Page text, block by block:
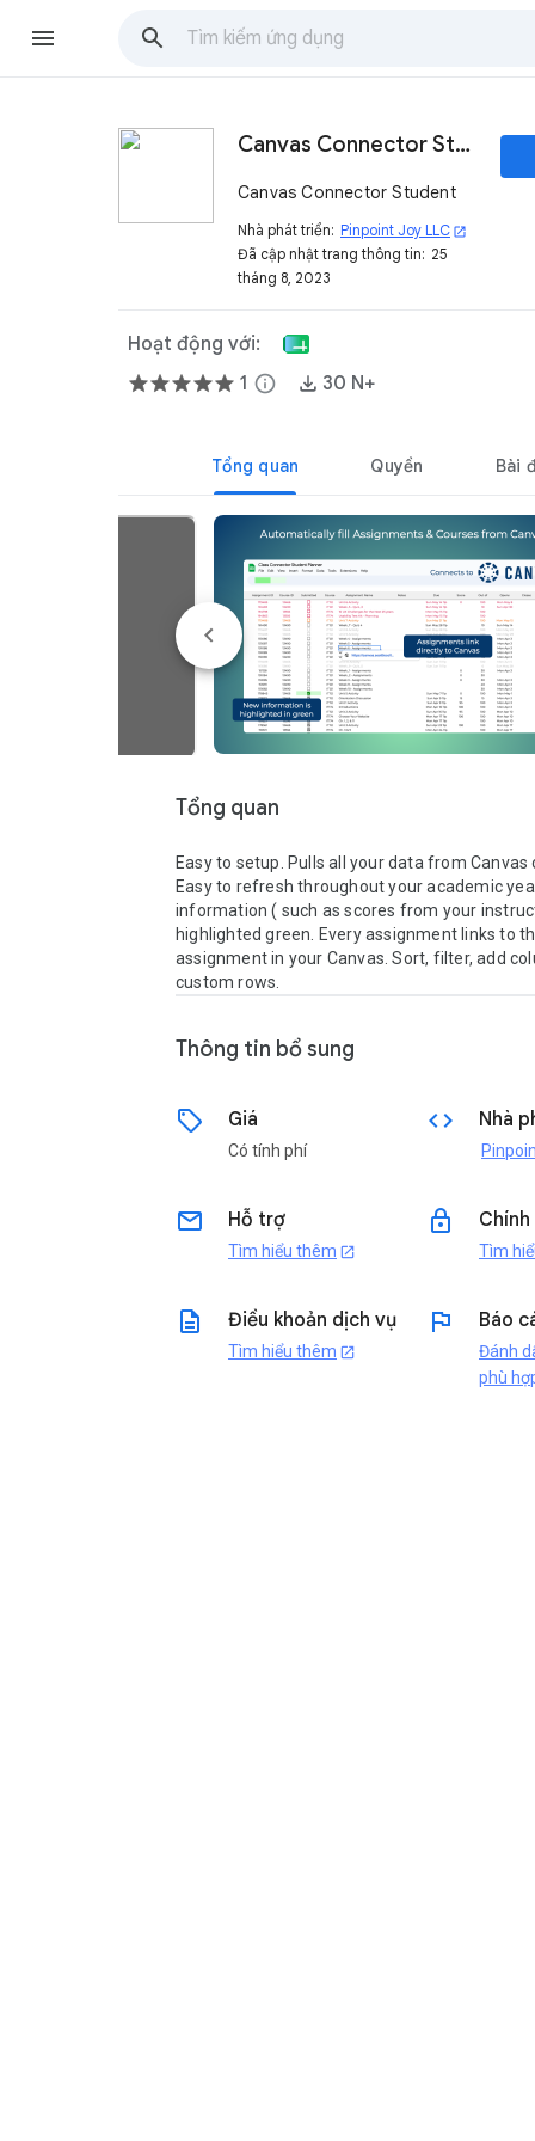
Canvas Connector Student
Canvas Connector Student
Nhà phát triển: Pinpoint Joy LLC open_in_new
Đã cập nhật trang thông tin: 25
tháng 8, 2023
Hoạt động với:
1 info 30 N+
Tổng quan Quyền Bài
Tổng quan
Easy to setup. Pulls all your data from Canvas
Easy to refresh throughout your academic
information ( such as scores from your
highlighted green. Every assignment links to
assignment in your Canvas. Sort, filter, add
custom rows.
Thông tin bổ sung
sell Giá
Có tính phí
code Nhà
email Hỗ trợ
Tìm hiểu thêm open_in_new
lock
Tìm
description Điều khoản dịch vụ
Tìm hiểu thêm open_in_new
flag Báo
Đánh
phù